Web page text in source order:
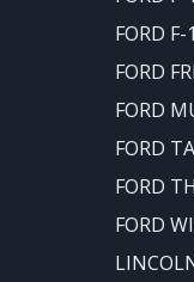
FORD
FORD
FORD
FORD
FORD
FORD